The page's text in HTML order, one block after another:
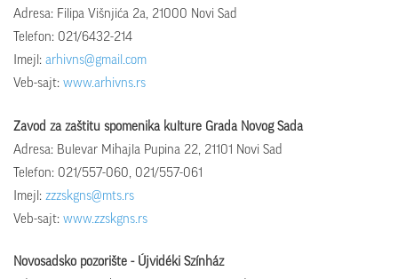
Adresa: Filipa Višnjića 2а, 21000 Novi Sad
Telefon: 021/6432-214
Imejl: arhivns@gmail.com
Veb-sajt: www.arhivns.rs
Zavod za zaštitu spomenika kulture Grada Novog Sada
Adresa: Bulevar Mihajla Pupina 22, 21101 Novi Sad
Telefon: 021/557-060, 021/557-061
Imejl: zzzskgns@mts.rs
Veb-sajt: www.zzskgns.rs
Novosadsko pozorište - Újvidéki Színház